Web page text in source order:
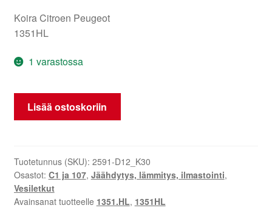
Koira Citroen Peugeot
1351HL
1 varastossa
Vesiletku
Citroën
107
1351HL
määrä
Lisää ostoskoriin
Tuotetunnus (SKU): 2591-D12_K30
Osastot: C1 ja 107, Jäähdytys, lämmitys, ilmastointi,
Vesiletkut
Avainsanat tuotteelle 1351.HL, 1351HL